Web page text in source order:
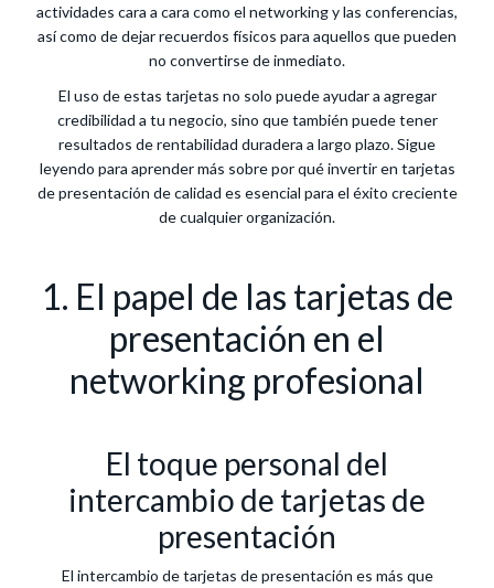
actividades cara a cara como el networking y las conferencias,
así como de dejar recuerdos físicos para aquellos que pueden
no convertirse de inmediato.
El uso de estas tarjetas no solo puede ayudar a agregar
credibilidad a tu negocio, sino que también puede tener
resultados de rentabilidad duradera a largo plazo. Sigue
leyendo para aprender más sobre por qué invertir en tarjetas
de presentación de calidad es esencial para el éxito creciente
de cualquier organización.
1. El papel de las tarjetas de
presentación en el
networking profesional
El toque personal del
intercambio de tarjetas de
presentación
El intercambio de tarjetas de presentación es más que